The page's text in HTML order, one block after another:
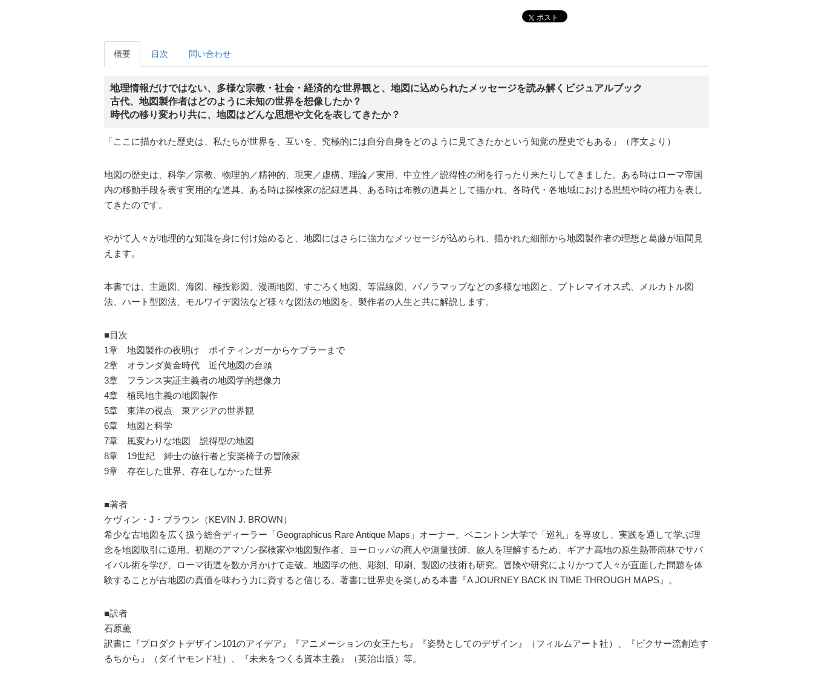
ポスト
概要 目次 問い合わせ
地理情報だけではない、多様な宗教・社会・経済的な世界観と、地図に込められたメッセージを読み解くビジュアルブック
古代、地図製作者はどのように未知の世界を想像したか？
時代の移り変わり共に、地図はどんな思想や文化を表してきたか？
「ここに描かれた歴史は、私たちが世界を、互いを、究極的には自分自身をどのように見てきたかという知覚の歴史でもある」（序文より）
地図の歴史は、科学／宗教、物理的／精神的、現実／虚構、理論／実用、中立性／説得性の間を行ったり来たりしてきました。ある時はローマ帝国
内の移動手段を表す実用的な道具、ある時は探検家の記録道具、ある時は布教の道具として描かれ、各時代・各地域における思想や時の権力を表し
てきたのです。
やがて人々が地理的な知識を身に付け始めると、地図にはさらに強力なメッセージが込められ、描かれた細部から地図製作者の理想と葛藤が垣間見
えます。
本書では、主題図、海図、極投影図、漫画地図、すごろく地図、等温線図、パノラマップなどの多様な地図と、プトレマイオス式、メルカトル図
法、ハート型図法、モルワイデ図法など様々な図法の地図を、製作者の人生と共に解説します。
■目次
1章 地図製作の夜明け ポイティンガーからケプラーまで
2章 オランダ黄金時代 近代地図の台頭
3章 フランス実証主義者の地図学的想像力
4章 植民地主義の地図製作
5章 東洋の視点 東アジアの世界観
6章 地図と科学
7章 風変わりな地図 説得型の地図
8章 19世紀 紳士の旅行者と安楽椅子の冒険家
9章 存在した世界、存在しなかった世界
■著者
ケヴィン・J・ブラウン（KEVIN J. BROWN）
希少な古地図を広く扱う総合ディーラー「Geographicus Rare Antique Maps」オーナー。ベニントン大学で「巡礼」を専攻し、実践を通して学ぶ理
念を地図取引に適用。初期のアマゾン探検家や地図製作者、ヨーロッパの商人や測量技師、旅人を理解するため、ギアナ高地の原生熱帯雨林でサバ
イバル術を学び、ローマ街道を数か月かけて走破。地図学の他、彫刻、印刷、製図の技術も研究。冒険や研究によりかつて人々が直面した問題を体
験することが古地図の真価を味わう力に資すると信じる。著書に世界史を楽しめる本書『A JOURNEY BACK IN TIME THROUGH MAPS』。
■訳者
石原薫
訳書に『プロダクトデザイン101のアイデア』『アニメーションの女王たち』『姿勢としてのデザイン』（フィルムアート社）、『ピクサー流創造す
るちから』（ダイヤモンド社）、『未来をつくる資本主義』（英治出版）等。